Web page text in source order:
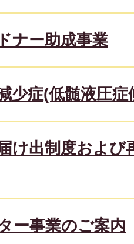
ナー助成事業
少症(低髄液圧
け出制度および
ー事業のご案内